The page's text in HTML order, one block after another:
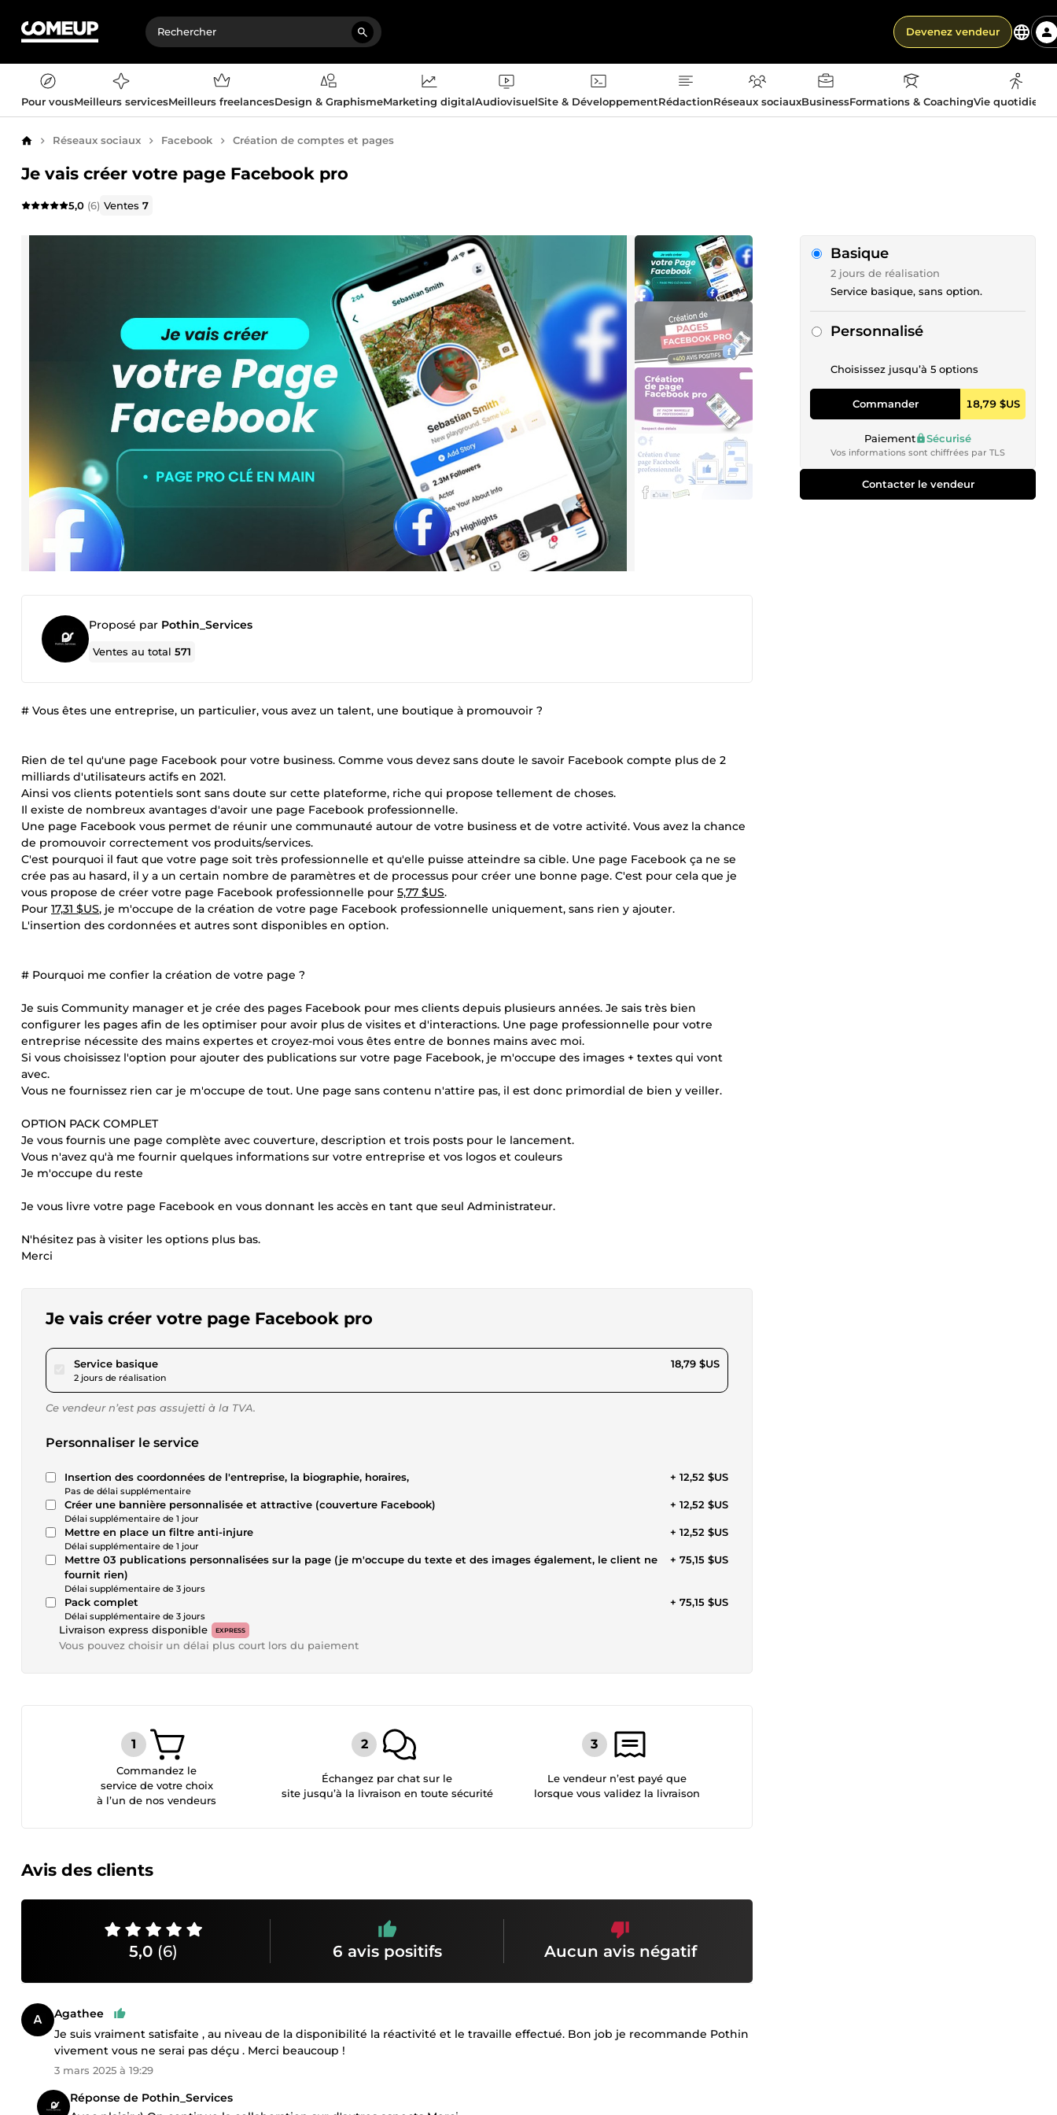
Devenez vendeur
Pour vousMeilleurs servicesMeilleurs freelancesDesign & GraphismeMarketing digitalAudiovisuelSite & DéveloppementRédactionRéseaux sociauxBusinessFormations & CoachingVie
AccueilRéseaux sociaux Facebook Création de comptes et pages
Je vais créer votre page Facebook pro
5,0 (6) Ventes7
Proposé par Pothin_Services
Ventes au total571
# Vous êtes une entreprise, un particulier, vous avez un talent, une boutique à promouvoir ?
Rien de tel qu'une page Facebook pour votre business. Comme vous devez sans doute le savoir Facebook compte plus de 2
milliards d'utilisateurs actifs en 2021.
Ainsi vos clients potentiels sont sans doute sur cette plateforme, riche qui propose tellement de choses.
Il existe de nombreux avantages d'avoir une page Facebook professionnelle.
Une page Facebook vous permet de réunir une communauté autour de votre business et de votre activité. Vous avez la chance
de promouvoir correctement vos produits/services.
C'est pourquoi il faut que votre page soit très professionnelle et qu'elle puisse atteindre sa cible. Une page Facebook ça ne se
crée pas au hasard, il y a un certain nombre de paramètres et de processus pour créer une bonne page. C'est pour cela que je
vous propose de créer votre page Facebook professionnelle pour 5,77 $US.
Pour 17,31 $US, je m'occupe de la création de votre page Facebook professionnelle uniquement, sans rien y ajouter.
L'insertion des cordonnées et autres sont disponibles en option.
# Pourquoi me confier la création de votre page ?
Je suis Community manager et je crée des pages Facebook pour mes clients depuis plusieurs années. Je sais très bien
configurer les pages afin de les optimiser pour avoir plus de visites et d'interactions. Une page professionnelle pour votre
entreprise nécessite des mains expertes et croyez-moi vous êtes entre de bonnes mains avec moi.
Si vous choisissez l'option pour ajouter des publications sur votre page Facebook, je m'occupe des images + textes qui vont
avec.
Vous ne fournissez rien car je m'occupe de tout. Une page sans contenu n'attire pas, il est donc primordial de bien y veiller.
OPTION PACK COMPLET
Je vous fournis une page complète avec couverture, description et trois posts pour le lancement.
Vous n'avez qu'à me fournir quelques informations sur votre entreprise et vos logos et couleurs
Je m'occupe du reste
Je vous livre votre page Facebook en vous donnant les accès en tant que seul Administrateur.
N'hésitez pas à visiter les options plus bas.
Merci
Je vais créer votre page Facebook pro
Service basiquepour 17,31 $US
2 jours de réalisation
18,79 $US
Ce vendeur n’est pas assujetti à la TVA.
Personnaliser le service
Insertion des coordonnées de l'entreprise, la biographie, horaires,
Pas de délai supplémentaire
+ 12,52 $US
Créer une bannière personnalisée et attractive (couverture Facebook)
Délai supplémentaire de 1 jour
+ 12,52 $US
Mettre en place un filtre anti-injure
Délai supplémentaire de 1 jour
+ 12,52 $US
Mettre 03 publications personnalisées sur la page (je m'occupe du texte et des images également, le client ne
fournit rien)
Délai supplémentaire de 3 jours
+ 75,15 $US
Pack complet
Délai supplémentaire de 3 jours
+ 75,15 $US
Livraison express disponible EXPRESS
Vous pouvez choisir un délai plus court lors du paiement
Basique
2 jours de réalisation
Service basique, sans option.
Personnalisé
Choisissez jusqu’à 5 options
Commander 18,79 $US
Paiement Sécurisé
Vos informations sont chiffrées par TLS
Contacter le vendeur
Commandez le
service de votre choix
à l’un de nos vendeurs
Échangez par chat sur le
site jusqu’à la livraison en toute sécurité
Le vendeur n’est payé que
lorsque vous validez la livraison
Avis des clients
5,0 (6) 6 avis positifs Aucun avis négatif
Agathee
Je suis vraiment satisfaite , au niveau de la disponibilité la réactivité et le travaille effectué. Bon job je recommande Pothin
vivement vous ne serai pas déçu . Merci beaucoup !
3 mars 2025 à 19:29
Réponse de Pothin_Services